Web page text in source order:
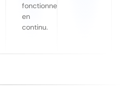
fonctionnel
en
continu.